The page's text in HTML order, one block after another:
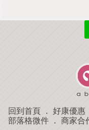
回到首頁 ． 好康優惠
部落格微件． 商家合